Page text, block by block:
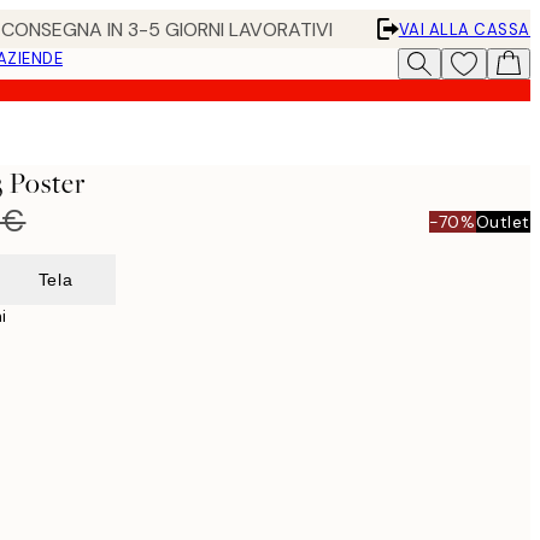
IN 3-5 GIORNI LAVORATIVI
VAI ALLA CASSA
Poster
€ -70%Outlet
Tela